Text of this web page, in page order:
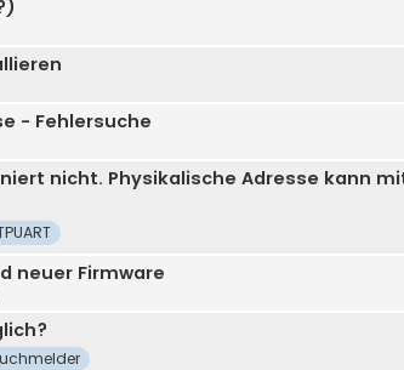
- Fehlersuche
nicht. Physikalische Adresse kann mit
neuer Firmware